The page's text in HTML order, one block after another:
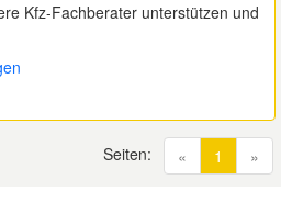
Kfz-Fachberater unterstützen und
« 1 (current)
»
Seiten: